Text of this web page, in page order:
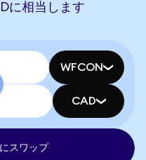
に相当します
WFCON
CAD
スワップ